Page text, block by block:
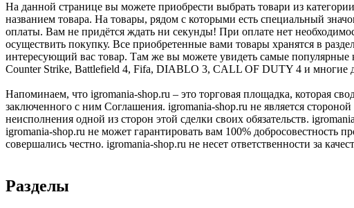
На данной странице вы можете приобрести выбрать товари из
названием товара. На товары, рядом с которыми есть специальный
оплаты. Вам не придётся ждать ни секунды! При оплате нет
осуществить покупку. Все приобретенные вами товары хранятся в
интересующий вас товар. Там же вы можете увидеть самые
Counter Strike, Battlefield 4, Fifa, DIABLO 3, CALL OF DUTY 4 и многие
Напоминаем, что igromania-shop.ru – это торговая площадка, которая
заключенного с ним Соглашения. igromania-shop.ru не является
неисполнения одной из сторон этой сделки своих обязательств.
igromania-shop.ru не может гарантировать вам 100%
совершались честно. igromania-shop.ru не несет ответственности за
Разделы